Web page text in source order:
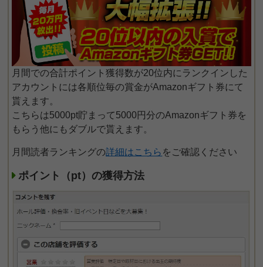
月間での合計ポイント獲得数が20位内にランクインした
アカウントには各順位毎の賞金がAmazonギフト券にて
貰えます。
こちらは5000pt貯まって5000円分のAmazonギフト券を
もらう他にもダブルで貰えます。
月間読者ランキングの詳細はこちら をご確認ください
ポイント（pt）の獲得方法